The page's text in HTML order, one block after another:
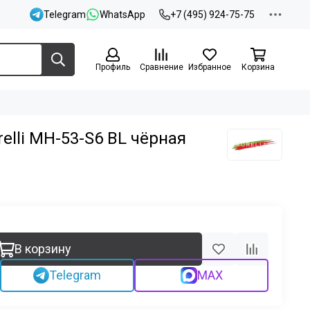
Telegram WhatsApp +7 (495) 924-75-75
Профиль Сравнение Избранное Корзина
MH-53-S6 BL чёрная
В корзину
Telegram
MAX